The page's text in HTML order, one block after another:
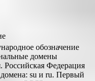
обозначение
домены
Российская Федерация
su и ru. Первый